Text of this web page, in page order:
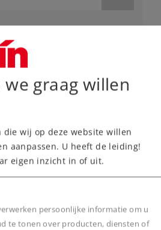
Bagagerijtuig
fabriek.
Wagens
graag willen
wij op deze website willen
aanpassen. U heeft de leiding!
eigen inzicht in of uit.
persoonlijke informatie om u
te tonen over producten, diensten of